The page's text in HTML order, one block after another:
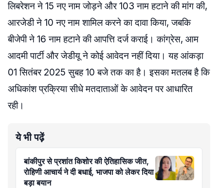
लिबरेशन ने 15 नए नाम जोड़ने और 103 नाम हटाने की मांग की,
आरजेडी ने 10 नए नाम शामिल करने का दावा किया, जबकि
बीजेपी ने 16 नाम हटाने की आपत्ति दर्ज कराई। कांग्रेस, आम
आदमी पार्टी और जेडीयू ने कोई आवेदन नहीं दिया। यह आंकड़ा
01 सितंबर 2025 सुबह 10 बजे तक का है। इसका मतलब है कि
अधिकांश प्रक्रिया सीधे मतदाताओं के आवेदन पर आधारित
रही।
ये भी पढ़ें
बांकीपुर से प्रशांत किशोर की ऐतिहासिक जीत,
रोहिणी आचार्य ने दी बधाई, भाजपा को लेकर दिया
बड़ा बयान